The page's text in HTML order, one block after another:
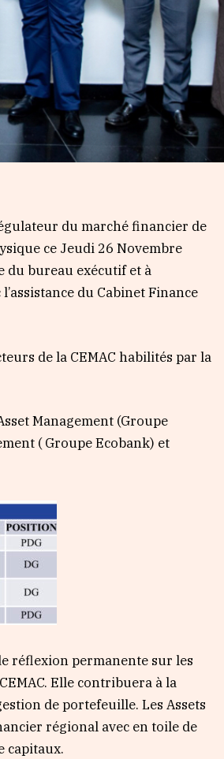
du marché financier de
ce Jeudi 26 Novembre
du bureau exécutif et à
du Cabinet Finance
de la CEMAC habilités par la
Management (Groupe
( Groupe Ecobank) et
réflexion permanente sur les
Elle contribuera à la
de portefeuille. Les Assets
régional avec en toile de
capitaux.